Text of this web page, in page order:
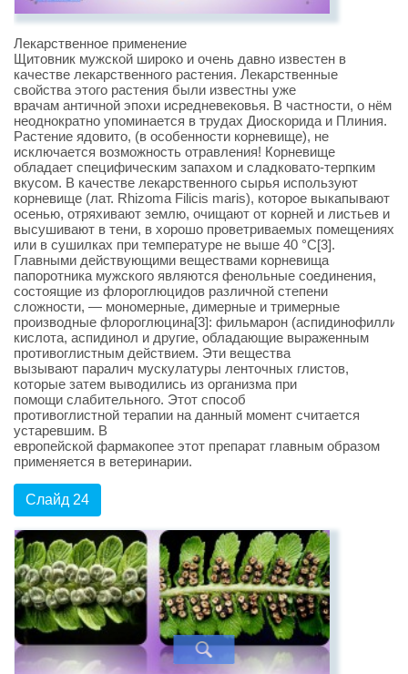
Лекарственное применение
Щитовник мужской широко и очень давно известен в
качестве лекарственного растения. Лекарственные
свойства этого растения были известны уже
врачам античной эпохи исредневековья. В частности, о нём
неоднократно упоминается в трудах Диоскорида и Плиния.
Растение ядовито, (в особенности корневище), не
исключается возможность отравления! Корневище
обладает специфическим запахом и сладковато-терпким
вкусом. В качестве лекарственного сырья используют
корневище (лат. Rhizoma Filicis maris), которое выкапывают
осенью, отряхивают землю, очищают от корней и листьев и
высушивают в тени, в хорошо проветриваемых помещениях
или в сушилках при температуре не выше 40 °C[3].
Главными действующими веществами корневища
папоротника мужского являются фенольные соединения,
состоящие из флороглюцидов различной степени
сложности, — мономерные, димерные и тримерные
производные флороглюцина[3]: фильмарон
кислота, аспидинол и другие, обладающие выраженным
противоглистным действием. Эти вещества
вызывают паралич мускулатуры ленточных глистов,
которые затем выводились из организма при
помощи слабительного. Этот способ
противоглистной терапии на данный момент считается
устаревшим. В
европейской фармакопее этот препарат главным образом
применяется в ветеринарии.
Слайд 24